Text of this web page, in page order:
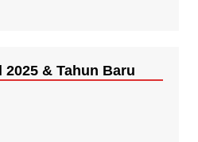
& Tahun Baru